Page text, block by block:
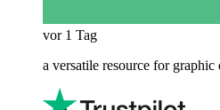
vor 1 Tag
a versatile resource for graphic